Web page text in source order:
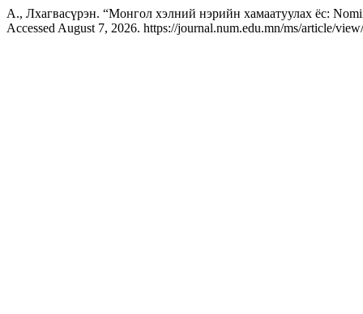
А., Лхагвасүрэн. “Монгол хэлний нэрийн хамаатуулах ёс:
Accessed August 7, 2026. https://journal.num.edu.mn/ms/article/